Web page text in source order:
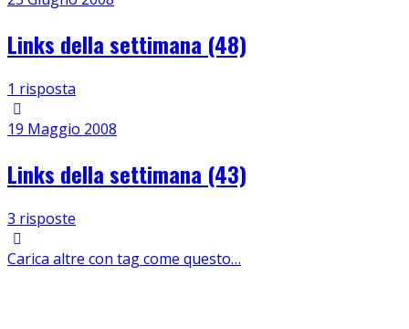
Links della settimana (48)
1 risposta
19 Maggio 2008
Links della settimana (43)
3 risposte
Carica altre con tag come questo…